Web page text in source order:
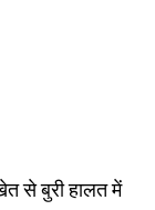
से बुरी हालत में